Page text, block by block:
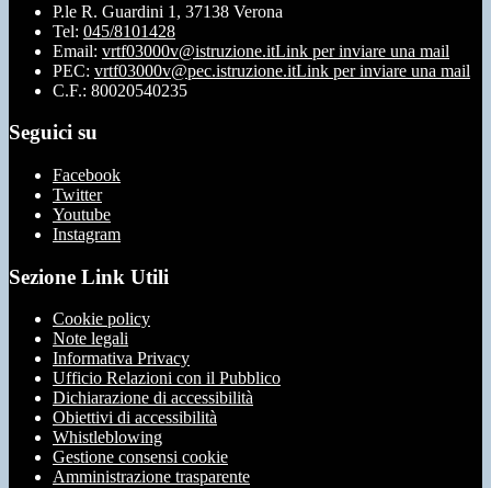
P.le R. Guardini 1, 37138 Verona
Tel: 045/8101428
Email: vrtf03000v@istruzione.itLink per inviare una mail
PEC: vrtf03000v@pec.istruzione.itLink per inviare una mail
C.F.: 80020540235
Seguici su
Facebook
Twitter
Youtube
Instagram
Sezione Link Utili
Cookie policy
Note legali
Informativa Privacy
Ufficio Relazioni con il Pubblico
Dichiarazione di accessibilità
Obiettivi di accessibilità
Whistleblowing
Gestione consensi cookie
Amministrazione trasparente